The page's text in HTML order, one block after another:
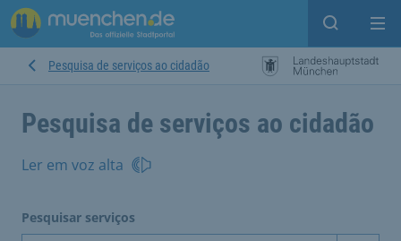
Open
Pesquisa de serviços ao cidadão
Pesquisa de serviços ao cidadão
Ler em voz alta
Pesquisar serviços